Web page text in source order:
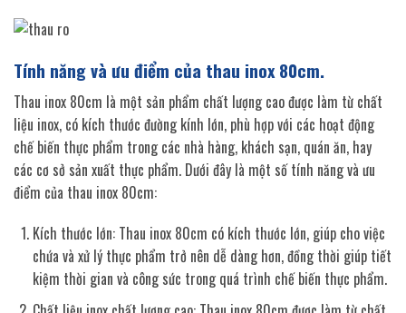
Tính năng và ưu điểm của thau inox 80cm.
Thau inox 80cm là một sản phẩm chất lượng cao được làm từ chất
liệu inox, có kích thước đường kính lớn, phù hợp với các hoạt động
chế biến thực phẩm trong các nhà hàng, khách sạn, quán ăn, hay
các cơ sở sản xuất thực phẩm. Dưới đây là một số tính năng và ưu
điểm của thau inox 80cm:
Kích thước lớn: Thau inox 80cm có kích thước lớn, giúp cho việc
chứa và xử lý thực phẩm trở nên dễ dàng hơn, đồng thời giúp tiết
kiệm thời gian và công sức trong quá trình chế biến thực phẩm.